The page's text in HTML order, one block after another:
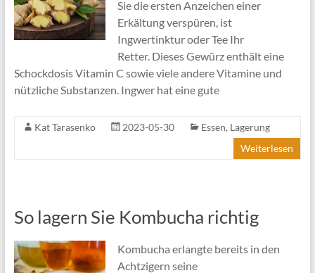
Sie die ersten Anzeichen einer
Erkältung verspüren, ist
Ingwertinktur oder Tee Ihr
Retter. Dieses Gewürz enthält eine
Schockdosis Vitamin C sowie viele andere Vitamine und
nützliche Substanzen. Ingwer hat eine gute
Kat Tarasenko 2023-05-30 Essen, Lagerung
Weiterlesen
So lagern Sie Kombucha richtig
Kombucha erlangte bereits in den
Achtzigern seine